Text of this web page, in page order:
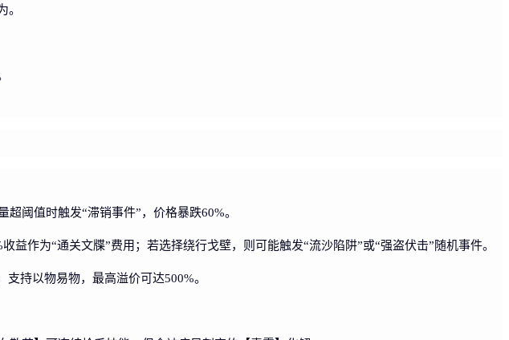
。
阈值时触发“滞销事件”，价格暴跌60%。
作为“通关文牒”费用；若选择绕行戈壁，则可能触发“流沙陷阱”或“强盗伏击”随机事件。
持以物易物，最高溢价可达500%。